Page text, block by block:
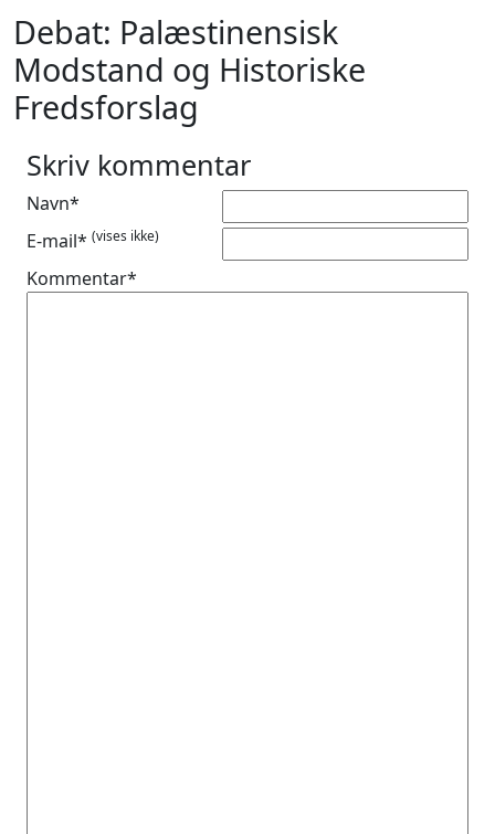
Debat: Palæstinensisk
Modstand og Historiske
Fredsforslag
Skriv kommentar
Navn*
E-mail* (vises ikke)
Kommentar*